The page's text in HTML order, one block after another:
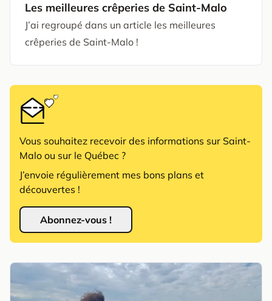
Les meilleures crêperies de Saint-Malo
J’ai regroupé dans un article les meilleures
crêperies de Saint-Malo !
Vous souhaitez recevoir des informations sur Saint-
Malo ou sur le Québec ?
J’envoie régulièrement mes bons plans et
découvertes !
Abonnez-vous !